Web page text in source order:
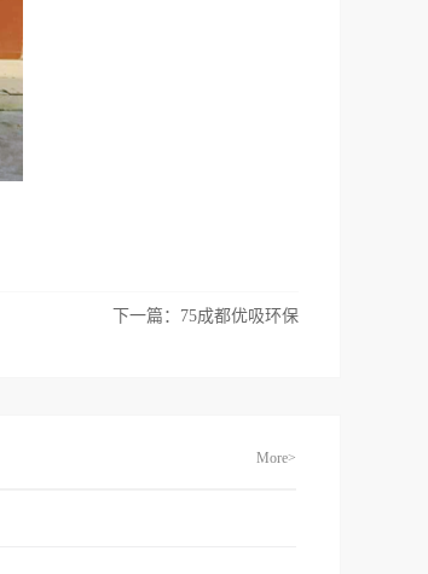
下一篇： 75成都优吸环保
More>